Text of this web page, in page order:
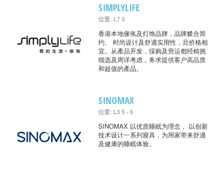
SIMPLYLIFE
位置: L7 5
香港本地傢俬及灯饰品牌，品牌糅合简
约、 时尚设计及舒適实用性，且价格相
宜。从產品开发，採购及营运都经精挑
细选及周详考虑，务求提供客户高品质
和超值的產品。
SINOMAX
位置: L3 5 - 6
SINOMAX 以优质睡眠为理念， 以创新
技术设计一系列寢具，为用家带来舒適
及健康的睡眠体验。